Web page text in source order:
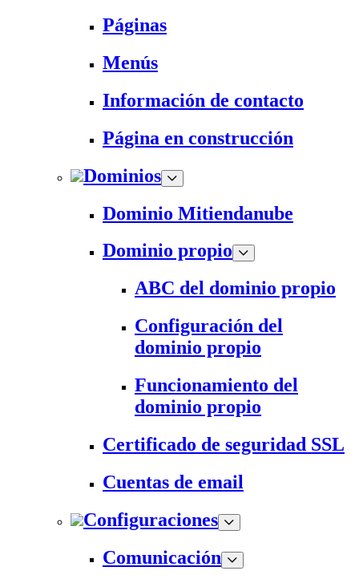
Páginas
Menús
Información de contacto
Página en construcción
Dominios
Dominio Mitiendanube
Dominio propio
ABC del dominio propio
Configuración del
dominio propio
Funcionamiento del
dominio propio
Certificado de seguridad SSL
Cuentas de email
Configuraciones
Comunicación